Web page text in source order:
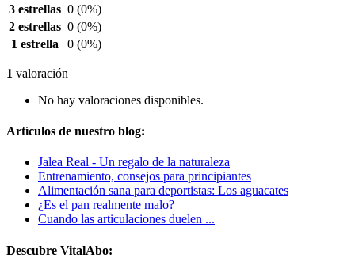
3 estrellas 0 (0%)
2 estrellas 0 (0%)
1 estrella
0 (0%)
1 valoración
No hay valoraciones disponibles.
Artículos de nuestro blog:
Jalea Real - Un regalo de la naturaleza
Entrenamiento, consejos para principiantes
Alimentación sana para deportistas: Los aguacates
¿Es el pan realmente malo?
Cuando las articulaciones duelen ...
Descubre VitalAbo: